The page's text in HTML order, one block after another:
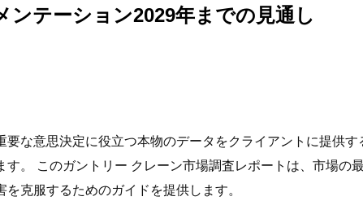
ンテーション2029年までの見通し
な意思決定に役立つ本物のデータをクライアントに提供
。 このガントリー クレーン市場調査レポートは、市場の
克服するためのガイドを提供します。